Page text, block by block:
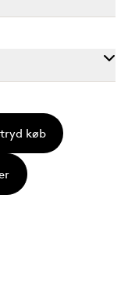
køb